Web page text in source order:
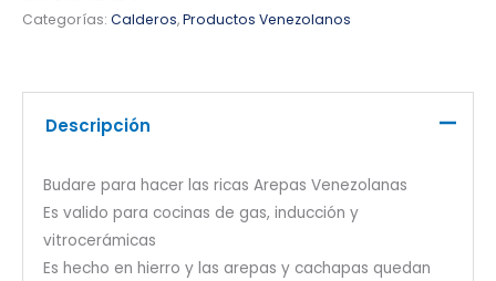
Categorías: Calderos,Productos Venezolanos
Descripción
Budare para hacer las ricas Arepas Venezolanas
Es valido para cocinas de gas, inducción y
vitrocerámicas
Es hecho en hierro y las arepas y cachapas quedan